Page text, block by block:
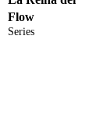
Flow
Series